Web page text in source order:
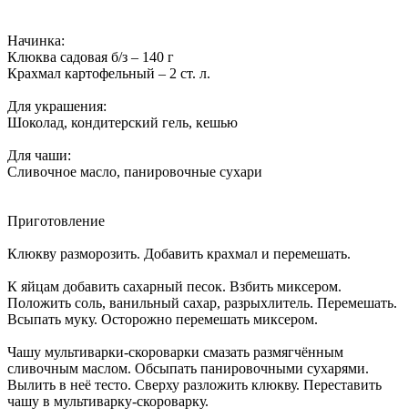
Начинка:
Клюква садовая б/з – 140 г
Крахмал картофельный – 2 ст. л.
Для украшения:
Шоколад, кондитерский гель, кешью
Для чаши:
Сливочное масло, панировочные сухари
Приготовление
Клюкву разморозить. Добавить крахмал и перемешать.
К яйцам добавить сахарный песок. Взбить миксером.
Положить соль, ванильный сахар, разрыхлитель. Перемешать.
Всыпать муку. Осторожно перемешать миксером.
Чашу мультиварки-скороварки смазать размягчённым
сливочным маслом. Обсыпать панировочными сухарями.
Вылить в неё тесто. Сверху разложить клюкву. Переставить
чашу в мультиварку-скороварку.